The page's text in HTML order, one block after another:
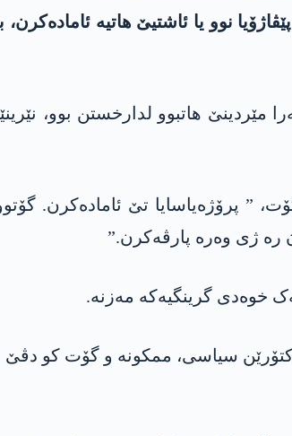
نوو یا ئاشتیێ ھاتیە
ھاتبوو لدارخستن بوو،
” پرۆژه‌یاسایا تێ ئامادەکرن.
رە ژی وەرە پارڤەکرن.”
خوەدی گرینگیەکە مەزنە.
سیاسی، ممکونە و گۆت کو